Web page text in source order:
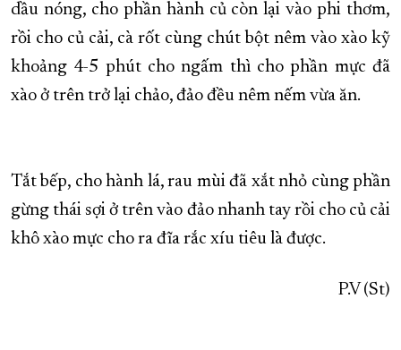
dầu nóng, cho phần hành củ còn lại vào phi thơm,
rồi cho củ cải, cà rốt cùng chút bột nêm vào xào kỹ
khoảng 4-5 phút cho ngấm thì cho phần mực đã
xào ở trên trở lại chảo, đảo đều nêm nếm vừa ăn.
Tắt bếp, cho hành lá, rau mùi đã xắt nhỏ cùng phần
gừng thái sợi ở trên vào đảo nhanh tay rồi cho củ cải
khô xào mực cho ra đĩa rắc xíu tiêu là được.
P.V (St)